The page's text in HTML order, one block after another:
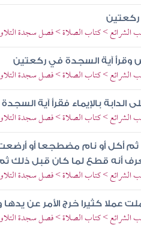
ركعتين
الشرائع > كتاب الصلاة > فصل سجدة
وقرأ آية السجدة في ركعتين
الشرائع > كتاب الصلاة > فصل سجدة
الدابة بالإيماء فقرأ آية
الشرائع > كتاب الصلاة > فصل سجدة
ثم أكل أو نام مضطجعا أو
أنه قطع لما كان قبل ذلك
الشرائع > كتاب الصلاة > فصل سجدة
عملا كثيرا خرج الأمر عن
الشرائع > كتاب الصلاة > فصل سجدة